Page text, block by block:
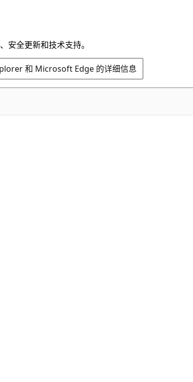
全更新和技术支持。
和 Microsoft Edge 的详细信息